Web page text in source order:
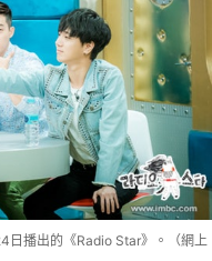
日播出的《Radio Star》。（網上